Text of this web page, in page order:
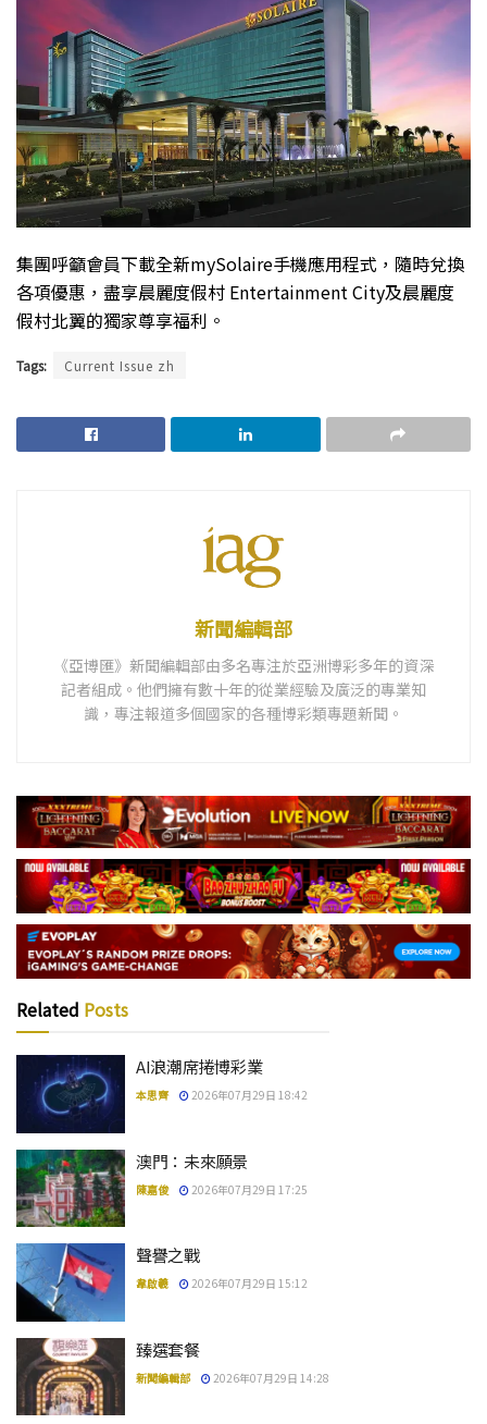
集團呼籲會員下載全新mySolaire手機應用程式，隨時兌換
各項優惠，盡享晨麗度假村 Entertainment City及晨麗度
假村北翼的獨家尊享福利。
Tags: Current Issue zh
新聞編輯部
《亞博匯》新聞編輯部由多名專注於亞洲博彩多年的資深
記者組成。他們擁有數十年的從業經驗及廣泛的專業知
識，專注報道多個國家的各種博彩類專題新聞。
Related Posts
AI浪潮席捲博彩業
本思齊 2026年07月29日 18:42
澳門：未來願景
陳嘉俊 2026年07月29日 17:25
聲譽之戰
韋啟羲 2026年07月29日 15:12
臻選套餐
新聞編輯部 2026年07月29日 14:28